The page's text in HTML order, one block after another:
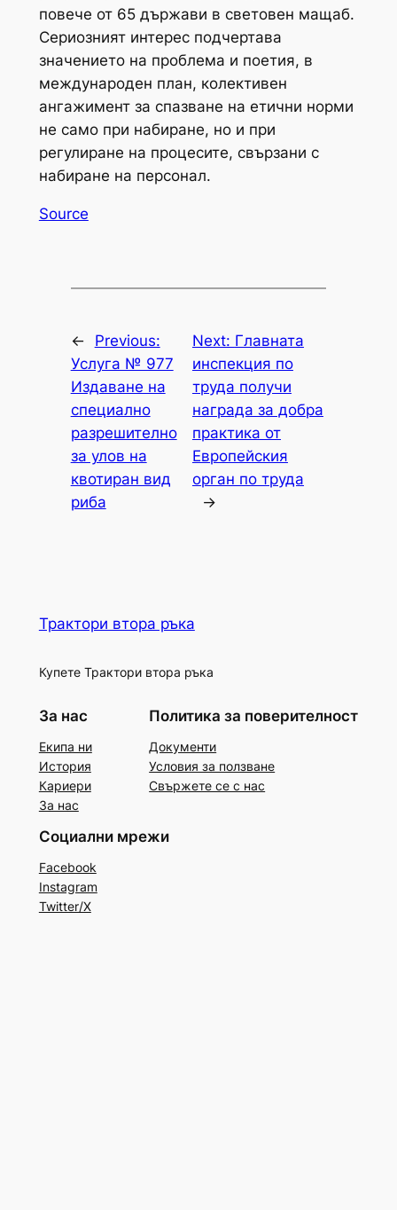
повече от 65 държави в световен мащаб.
Сериозният интерес подчертава
значението на проблема и поетия, в
международен план, колективен
ангажимент за спазване на етични норми
не само при набиране, но и при
регулиране на процесите, свързани с
набиране на персонал.
Source
←
Previous:
Услуга № 977
Издаване на
специално
разрешително
за улов на
квотиран вид
риба
Next: Главната
инспекция по
труда получи
награда за добра
практика от
Европейския
орган по труда
→
Трактори втора ръка
Купете Трактори втора ръка
За нас
Екипа ни
История
Кариери
За нас
Политика за поверителност
Документи
Условия за ползване
Свържете се с нас
Социални мрежи
Facebook
Instagram
Twitter/X